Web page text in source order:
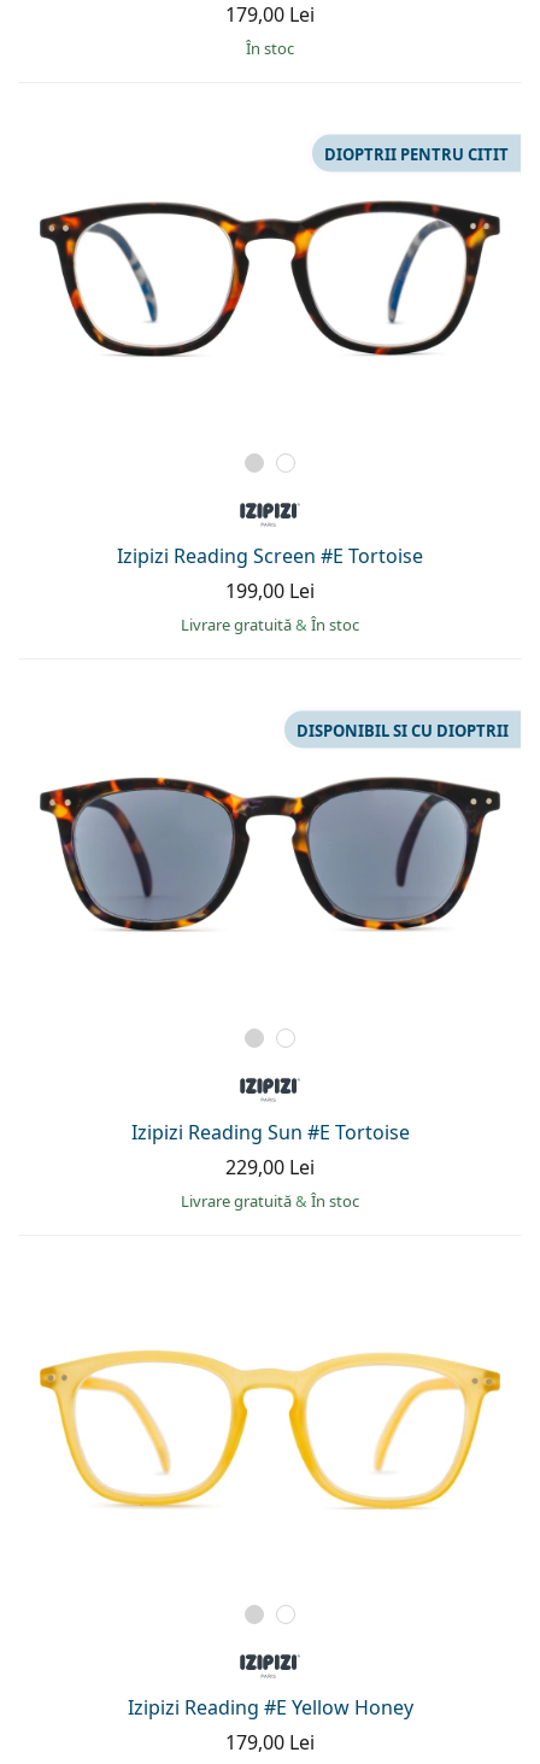
179,00 Lei
În stoc
Izipizi Reading Screen #E Tortoise
DIOPTRII PENTRU CITIT
199,00 Lei
Livrare gratuită& În stoc
Izipizi Reading Sun #E Tortoise
DISPONIBIL SI CU DIOPTRII
229,00 Lei
Livrare gratuită& În stoc
Izipizi Reading #E Yellow Honey
179,00 Lei